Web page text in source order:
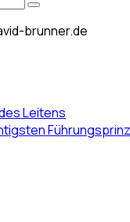
brunner.de
Leitens